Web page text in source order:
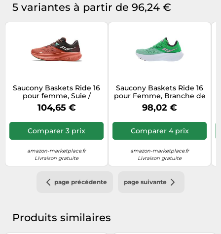
5 variantes à partir de 96,24 €
Saucony Baskets Ride 16
pour femme, Suie /
basalte, 37 EU
104,65 €
Comparer 3 prix
amazon-marketplace.fr
Livraison gratuite
Saucony Baskets Ride 16
pour Femme, Branche de
Pivoine, 38 EU
98,02 €
Comparer 4 prix
amazon-marketplace.fr
Livraison gratuite
page précédente page suivante
Produits similaires